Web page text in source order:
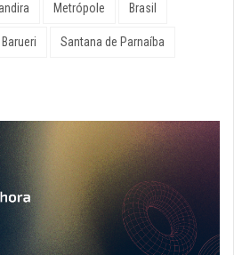
Metrópole Brasil
Barueri Santana de Parnaíba